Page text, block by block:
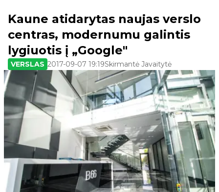
Kaune atidarytas naujas verslo
centras, modernumu galintis
lygiuotis į „Google"
VERSLAS 2017-09-07 19:19Skirmantė Javaitytė